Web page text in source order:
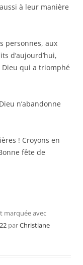
à leur manière
personnes, aux
d’aujourd’hui,
qui a triomphé
n’abandonne
! Croyons en
fête de
marquée avec
parChristiane